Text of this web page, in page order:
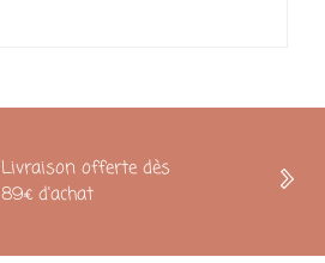
Livraison offerte dès
89€ d'achat